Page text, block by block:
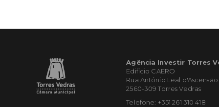
Agência Investir Torres
Edifício CAERO
Rua António Leal d'Ascensão
2560-309 Torres Vedras
Telefone: +351 261 310 418